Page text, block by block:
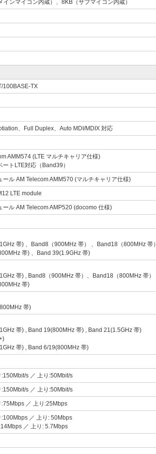
インマイコン内蔵）、8KB（サブマイコン内蔵）
100BASE-TX
、Full Duplex、Auto MDI/MDIX 対応
AMM574 (LTE マルチキャリア仕様)
トLTE対応（Band39）
ール AM Telecom AMM570 (マルチキャリア仕様)
LTE module
ール AM Telecom AMP520 (docomo 仕様)
帯) 、Band8（900MHz 帯） 、Band18（800MHz 帯）
帯) 、Band 39(1.9GHz 帯)
帯) , Band8（900MHz 帯）、Band18（800MHz 帯）
帯)
帯)
帯) , Band 19(800MHz 帯) , Band 21(1.5GHz 帯)
帯) , Band 6/19(800MHz 帯)
:150Mbit/s ／ 上り:50Mbit/s
:150Mbit/s ／ 上り:50Mbit/s
:75Mbps ／ 上り:25Mbps
:100Mbps ／ 上り: 50Mbps
／ 上り: 5.7Mbps